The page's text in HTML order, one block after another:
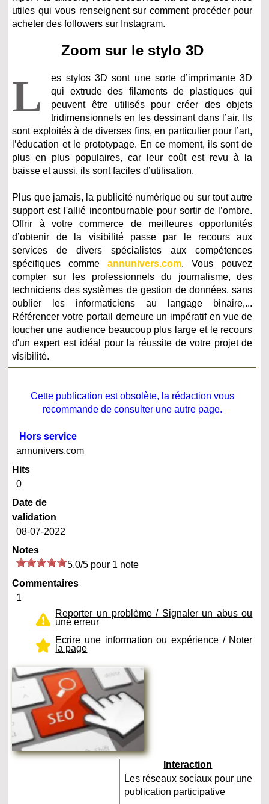
utiles qui vous renseignent sur comment procéder pour
acheter des followers sur Instagram.
Zoom sur le stylo 3D
L
es stylos 3D sont une sorte d’imprimante 3D
qui extrude des filaments de plastiques qui
peuvent être utilisés pour créer des objets
tridimensionnels en les dessinant dans l’air. Ils
sont exploités à de diverses fins, en particulier pour l’art,
l’éducation et le prototypage. En ce moment, ils sont de
plus en plus populaires, car leur coût est revu à la
baisse et aussi, ils sont faciles d’utilisation.
Plus que jamais, la publicité numérique ou sur tout autre
support est l'allié incontournable pour sortir de l’ombre.
Offrir à votre commerce de meilleures opportunités
d’obtenir de la visibilité passe par le recours aux
services de divers spécialistes aux compétences
spécifiques commeannunivers.com. Vous pouvez
compter sur les professionnels du journalisme, des
techniciens des systèmes de gestion de données, sans
oublier les informaticiens au langage binaire,...
Référencer votre portail demeure un impératif en vue de
toucher une audience beaucoup plus large et le recours
d'un expert est idéal pour la réussite de votre projet de
visibilité.
Cette publication est obsolète, la rédaction vous
recommande de consulter une autre page.
Hors service
annunivers.com
Hits
0
Date de
validation
08-07-2022
Notes
5.0/5 pour 1 note
Commentaires
1
Reporter un problème / Signaler un abus ou
une erreur
Ecrire une information ou expérience / Noter
la page
Interaction
Les réseaux sociaux pour une
publication participative